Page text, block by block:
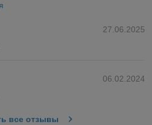
27.06.2025
06.02.2024
все отзывы